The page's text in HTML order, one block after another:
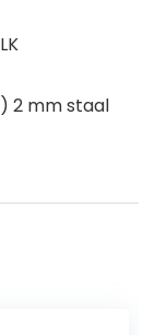
2 mm staal